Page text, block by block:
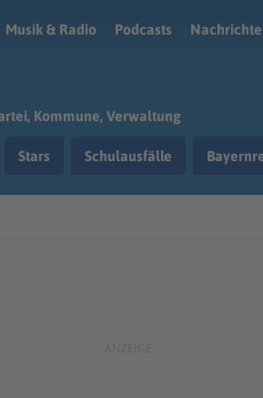
Musik & Radio Podcasts
Kommune, Verwaltung
Stars Schulausfälle